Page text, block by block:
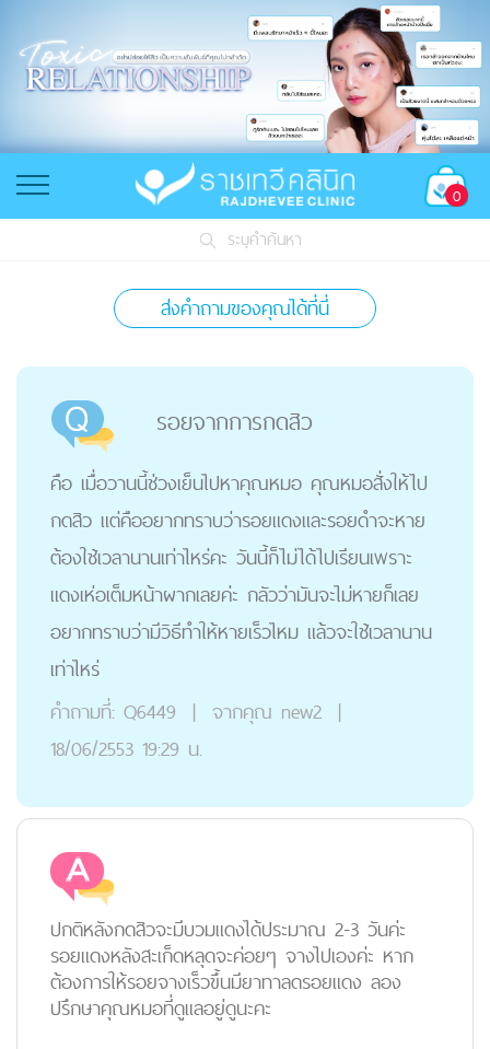
0
ระบุคำค้นหา
ส่งคำถามของคุณได้ที่นี่
รอยจากการกดสิว
คือ เมื่อวานนี้ช่วงเย็นไปหาคุณหมอ คุณหมอสั่งให้ไป
กดสิว แต่คืออยากทราบว่ารอยแดงและรอยดำจะหาย
ต้องใช้เวลานานเท่าไหร่คะ วันนี้ก็ไม่ได้ไปเรียนเพราะ
แดงเห่อเต็มหน้าผากเลยค่ะ กลัวว่ามันจะไม่หายก็เลย
อยากทราบว่ามีวิธีทำให้หายเร็วไหม แล้วจะใช้เวลานาน
เท่าไหร่
คำถามที่: Q6449 | จากคุณ new2 |
18/06/2553 19:29 น.
ปกติหลังกดสิวจะมีบวมแดงได้ประมาณ 2-3 วันค่ะ
รอยแดงหลังสะเก็ดหลุดจะค่อยๆ จางไปเองค่ะ หาก
ต้องการให้รอยจางเร็วขึ้นมียาทาลดรอยแดง ลอง
ปรึกษาคุณหมอที่ดูแลอยู่ดูนะคะ